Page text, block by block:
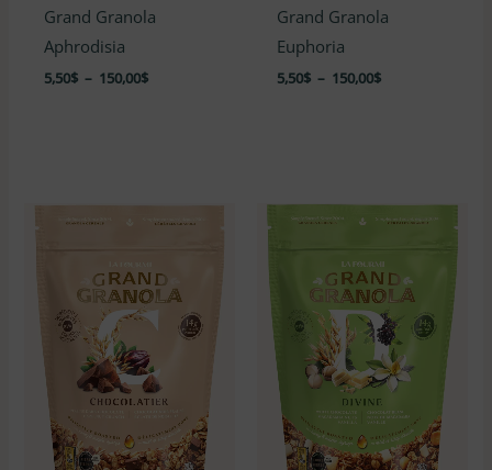
Note
4.88
Grand Granola
Aphrodisia
5,50$ – 150,00$
Note
4.89
Grand Granola
Euphoria
5,50$ – 150,00$
Plage
de
à
150,00$
Plage
de
5,50$
à
150,00$